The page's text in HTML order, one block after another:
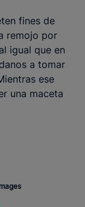
fines de
remojo por
igual que en
a tomar
ese
una maceta